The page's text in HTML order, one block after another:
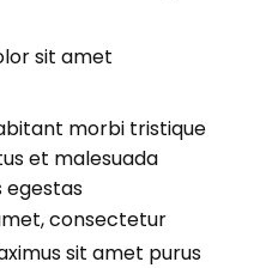
sit amet
morbi tristique
et malesuada
egestas
consectetur
sit amet purus